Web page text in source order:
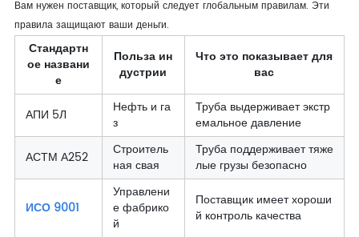
Вам нужен поставщик, который следует глобальным правилам. Эти
правила защищают ваши деньги.
Стандартн
ое названи
е
Польза ин
дустрии
Что это показывает для
вас
АПИ 5Л
Нефть и га
з
Труба выдерживает экстр
емальное давление
АСТМ А252
Строитель
ная свая
Труба поддерживает тяже
лые грузы безопасно
ИСО 9001
Управлени
е фабрико
й
Поставщик имеет хороши
й контроль качества